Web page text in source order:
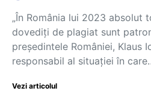
„În România lui 2023 absolut
dovediți de plagiat sunt
președintele României, Klaus
responsabil al situației în
Vezi articolul